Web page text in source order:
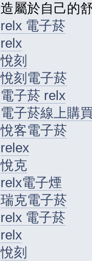
造屬於自己的
relx 電子菸
relx
悅刻
悅刻電子菸
電子菸 relx
電子菸線上購
悅客電子菸
relex
悅克
relx電子煙
瑞克電子菸
relx 電子菸
relx
悅刻